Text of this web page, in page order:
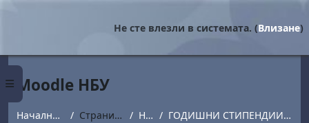
Страничен панел
Не сте влезли в системата. (Влизане)
Moodle НБУ
Начална страница Страници от сайта Новини ГОДИШНИ СТИПЕНДИИ НА ФОНДАЦИЯ „ЕВРИКА“